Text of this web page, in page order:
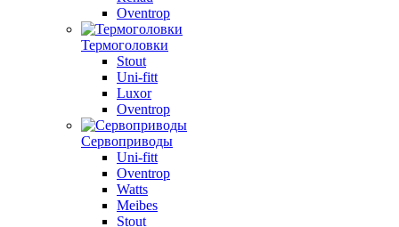
Oventrop
Термоголовки
Stout
Uni-fitt
Luxor
Oventrop
Сервоприводы
Uni-fitt
Oventrop
Watts
Meibes
Stout